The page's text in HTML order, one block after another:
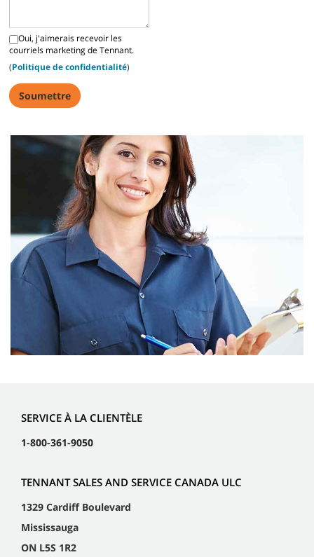
Oui, j'aimerais recevoir les
courriels marketing de Tennant.
(Politique de confidentialité)
SERVICE À LA CLIENTÈLE
1-800-361-9050
TENNANT SALES AND SERVICE CANADA ULC
1329 Cardiff Boulevard
Mississauga
ON L5S 1R2